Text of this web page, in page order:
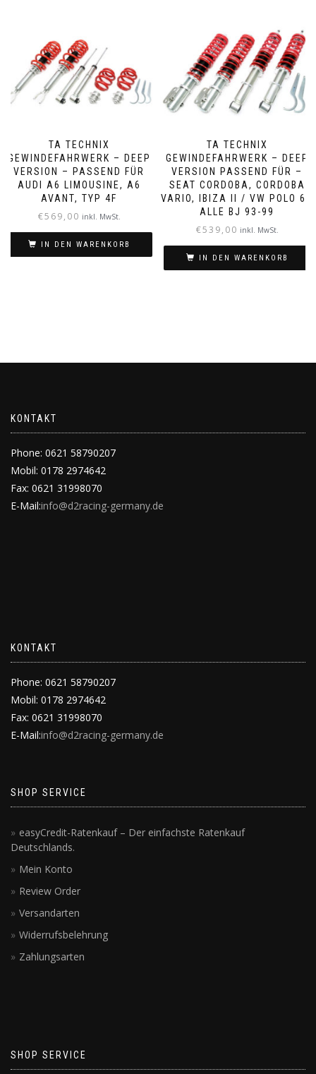
TA TECHNIX
GEWINDEFAHRWERK – DEEP
VERSION – PASSEND FÜR
AUDI A6 LIMOUSINE, A6
AVANT, TYP 4F
€569,00 inkl. MwSt.
IN DEN WARENKORB
TA TECHNIX
GEWINDEFAHRWERK – DEEP
VERSION PASSEND FÜR –
SEAT CORDOBA, CORDOBA
VARIO, IBIZA II / VW POLO 6N
ALLE BJ 93-99
€539,00 inkl. MwSt.
IN DEN WARENKORB
KONTAKT
Phone: 0621 58790207
Mobil: 0178 2974642
Fax: 0621 31998070
E-Mail:info@d2racing-germany.de
KONTAKT
Phone: 0621 58790207
Mobil: 0178 2974642
Fax: 0621 31998070
E-Mail:info@d2racing-germany.de
SHOP SERVICE
easyCredit-Ratenkauf – Der einfachste Ratenkauf
Deutschlands.
Mein Konto
Review Order
Versandarten
Widerrufsbelehrung
Zahlungsarten
SHOP SERVICE